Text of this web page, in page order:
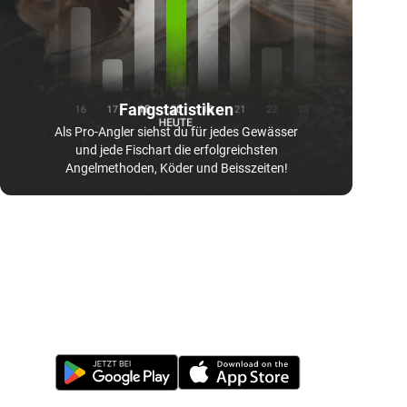
Fangstatistiken
Als Pro-Angler siehst du für jedes Gewässer
und jede Fischart die erfolgreichsten
Angelmethoden, Köder und Beisszeiten!